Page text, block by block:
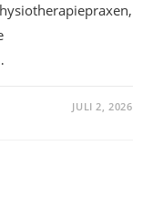
JULI 2, 2026